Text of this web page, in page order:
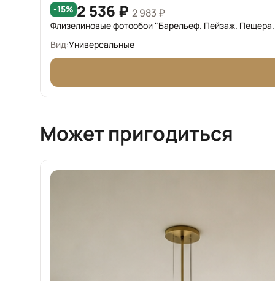
-15% 2 536 ₽ 2 983 ₽
Флизелиновые фотообои "Барельеф. Пейзаж.
Вид:Универсальные
Может пригодиться